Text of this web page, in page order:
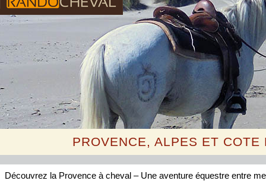
PROVENCE, ALPES ET COTE
Découvrez la Provence à cheval – Une aventure équestre entre